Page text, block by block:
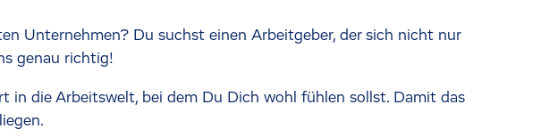
Unternehmen? Du suchst einen Arbeitgeber, der sich nicht nur
genau richtig!
in die Arbeitswelt, bei dem Du Dich wohl fühlen sollst. Damit das